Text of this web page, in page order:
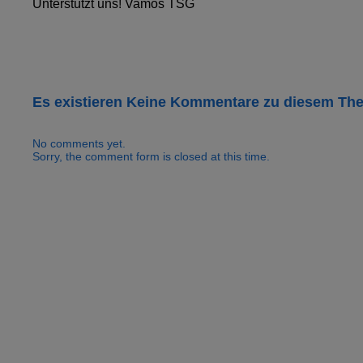
Unterstützt uns! Vamos TSG
Es existieren Keine Kommentare zu diesem
No comments yet.
Sorry, the comment form is closed at this time.